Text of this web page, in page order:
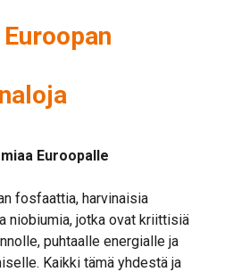
Euroopalle
fosfaattia, harvinaisia
niobiumia, jotka ovat kriittisiä
puhtaalle energialle ja
Kaikki tämä yhdestä ja